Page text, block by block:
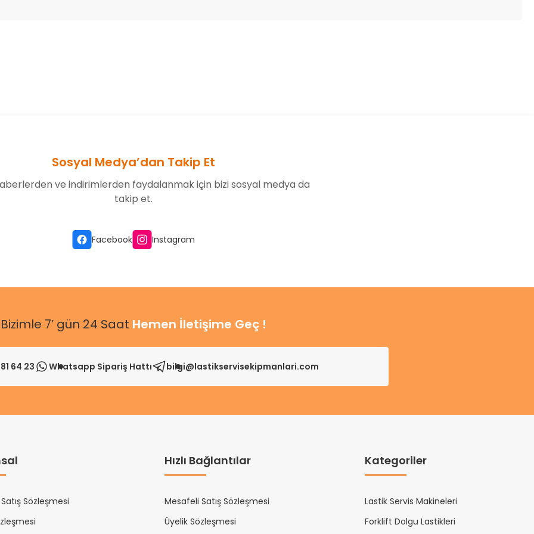
Gönder
Sosyal Medya’dan Takip Et
ve indirimlerden faydalanmak için bizi sosyal medya da
takip et.
Facebook Instagram
Bizimle 7’ gün 24 Saat Hemen İletişime Geç !
64 23 Whatsapp Sipariş Hattı bilgi@lastikservisekipmanlari.com
Sözleşmesi
Hızlı Bağlantılar
Mesafeli Satış Sözleşmesi
Üyelik Sözleşmesi
Kategoriler
Lastik Servis Makineleri
Forklift Dolgu Lastikleri